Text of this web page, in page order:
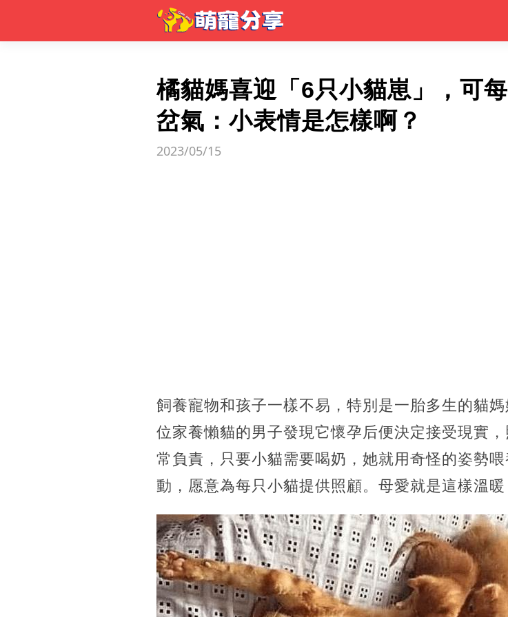
橘貓媽喜迎「6只小貓崽」，可
岔氣：小表情是怎樣啊？
2023/05/15
飼養寵物和孩子一樣不易，特別是一胎多生的貓
位家養懶貓的男子發現它懷孕后便決定接受現實
常負責，只要小貓需要喝奶，她就用奇怪的姿勢
動，愿意為每只小貓提供照顧。母愛就是這樣溫暖